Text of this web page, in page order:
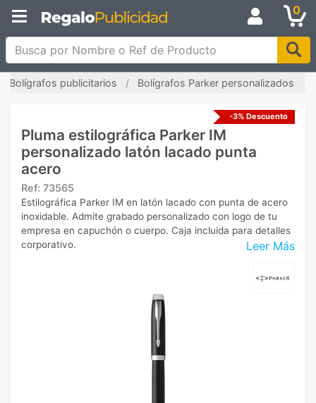
0
Busca por Nombre o Ref de Producto
Bolígrafos publicitarios Bolígrafos Parker personalizados
-3% Descuento
Pluma estilográfica Parker IM
personalizado latón lacado punta
acero
Ref: 73565
Leer Más
Estilográfica Parker IM en latón lacado con punta de acero
inoxidable. Admite grabado personalizado con logo de tu
empresa en capuchón o cuerpo. Caja incluida para detalles
corporativo.